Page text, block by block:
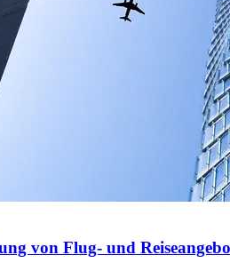
von Flug- und